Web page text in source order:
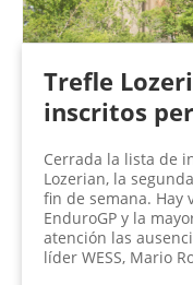
Trefle
inscritos
Cerrada la lista de
Lozerian, la
fin de semana. Hay
EnduroGP y la
atención las
líder WESS, Mario